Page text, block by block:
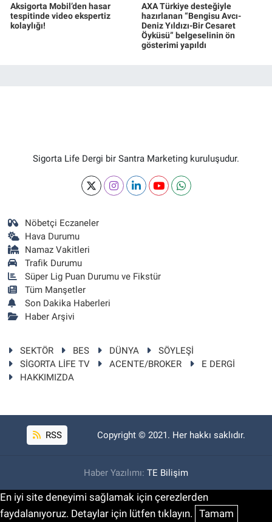
Aksigorta Mobil’den hasar
tespitinde video ekspertiz
kolaylığı!
AXA Türkiye desteğiyle
hazırlanan “Bengisu Avcı-
Deniz Yıldızı-Bir Cesaret
Öyküsü” belgeselinin ön
gösterimi yapıldı
Sigorta Life Dergi bir Santra Marketing kuruluşudur.
Nöbetçi Eczaneler
Hava Durumu
Namaz Vakitleri
Trafik Durumu
Süper Lig Puan Durumu ve Fikstür
Tüm Manşetler
Son Dakika Haberleri
Haber Arşivi
SEKTÖR BES DÜNYA
SÖYLEŞİ
SİGORTA LİFE TV
ACENTE/BROKER
E DERGİ
HAKKIMIZDA
RSS Copyright © 2021. Her hakkı saklıdır.
Haber Yazılımı: TE Bilişim
En iyi site deneyimi sağlamak için çerezlerden
faydalanıyoruz. Detaylar için lütfen tıklayın. Tamam